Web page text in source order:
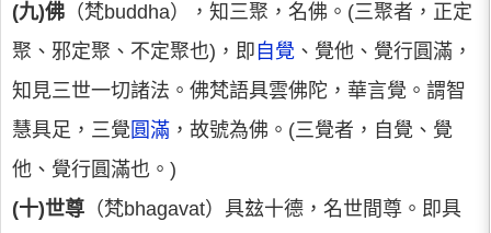
(九)佛 （梵buddha），知三聚，名佛。(三聚者，正定
聚、邪定聚、不定聚也)，即 自覺 、覺他、覺行圓滿，
知見三世一切諸法。佛梵語具雲佛陀，華言覺。謂智
慧具足，三覺 圓滿 ，故號為佛。(三覺者，自覺、覺
他、覺行圓滿也。)
(十)世尊 （梵bhagavat）具玆十德，名世間尊。即具